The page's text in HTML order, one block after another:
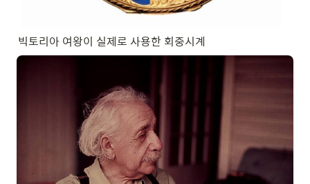
빅토리아 여왕이 실제로 사용한 회중시계